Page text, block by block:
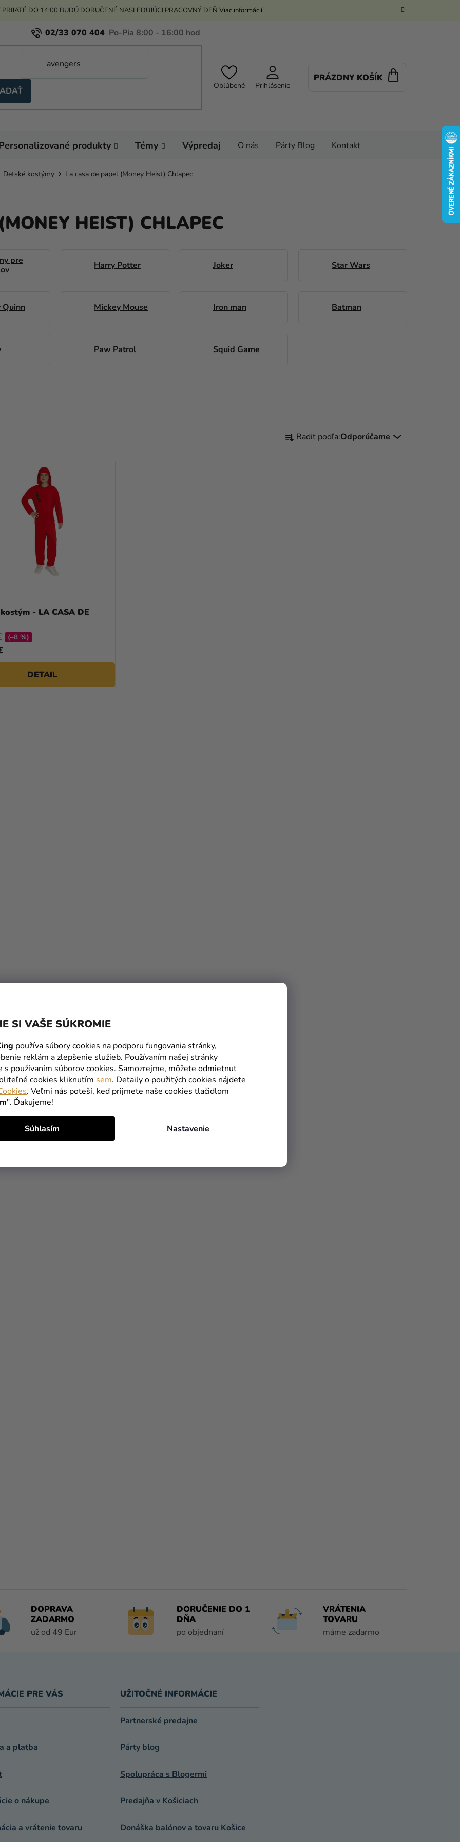
SI VAŠE SÚKROMIE
používa súbory cookies na podporu fungovania stránky,
reklám a zlepšenie služieb. Používaním našej stránky
s používaním súborov cookies. Samozrejme, môžete odmietnuť
cookies kliknutím sem. Detaily o použitých cookies nájdete
. Veľmi nás poteší, keď prijmete naše cookies tlačidlom
". Ďakujeme!
Nastavenie
Súhlasím
PRIJATÉ DO 14:00 BUDÚ DORUČENÉ NASLEDUJÚCI PRACOVNÝ DEŇ Viac informácií
02/33 070 404
Obľúbené Prihlásenie
PRÁZDNY KOŠÍK
produkty Témy Výpredaj O nás Párty Blog Kontakt
Detské kostýmy La casa de papel (Money Heist) Chlapec
HEIST) CHLAPEC
pre
Harry Potter Joker Star Wars
Quinn Mickey Mouse Iron man Batman
Paw Patrol Squid Game
R Radiť podľa:Odporúčame
kostým - LA CASA DE
(–8 %)
DETAIL
DOPRAVA
ZADARMO
už od 49 Eur
DORUČENIE DO 1
DŇA
po objednaní
VRÁTENIA
TOVARU
máme zadarmo
PRE VÁS
a platba
o nákupe
a vrátenie tovaru
UŽITOČNÉ INFORMÁCIE
Partnerské predajne
Párty blog
Spolupráca s Blogermi
Predajňa v Košiciach
Donáška balónov a tovaru Košice